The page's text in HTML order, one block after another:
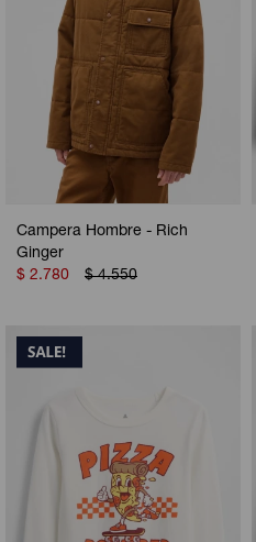
Campera Hombre - Rich
Ginger
$ 2.780 $ 4.550